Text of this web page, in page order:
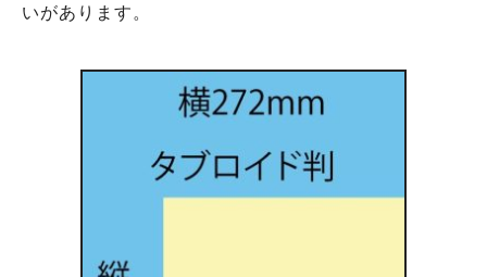
いがあります。